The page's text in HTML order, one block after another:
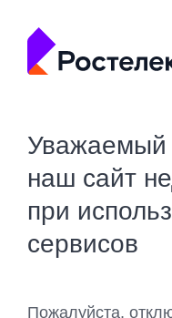
Уважаемый
наш сайт
при
сервисов
Пожалуйста,